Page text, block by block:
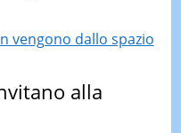
vengono dallo spazio
alla